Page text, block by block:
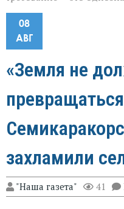
08
АВГ
«Земля не
захламили
"Наша газета" 41